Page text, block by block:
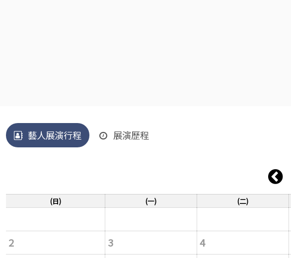
藝人展演行程 展演歷程
(日) (一) (二)
2
3 4